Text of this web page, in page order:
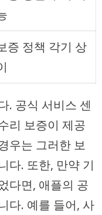
증 정책 각기 상
. 공식 서비스 센
리 보증이 제공
우는 그러한 보
다. 또한, 만약 기
다면, 애플의 공
다. 예를 들어, 사